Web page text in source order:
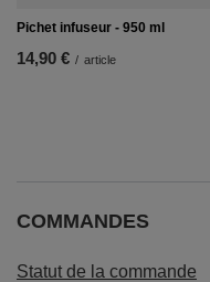
Pichet infuseur - 950 ml
14,90 € / article
COMMANDES
Statut de la commande